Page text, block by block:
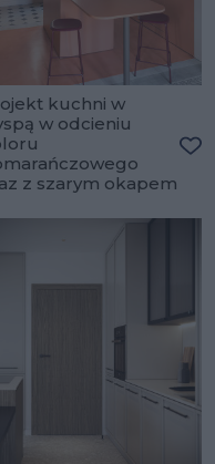
ulubionych
kuchni w
w odcieniu
z szarym okapem